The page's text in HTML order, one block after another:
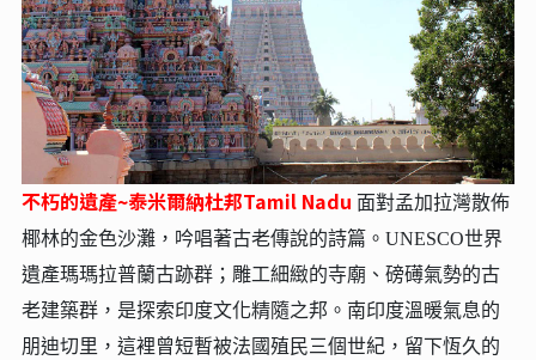
不朽的遺產~泰米爾納杜邦Tamil Nadu 面對孟加拉灣散佈
椰林的金色沙灘，吟唱著古老傳說的詩篇。UNESCO世界
遺產瑪瑪拉普蘭古跡群；雕工細緻的寺廟、磅礡氣勢的古
老建築群，是探索印度文化精隨之邦。南印度溫暖氣息的
朋迪切里，這裡曾短暫被法國殖民三個世紀，留下恆久的